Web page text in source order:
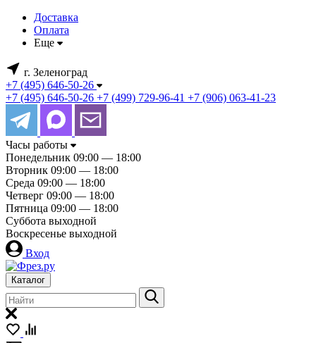
Доставка
Оплата
Еще
г. Зеленоград
+7 (495) 646-50-26
+7 (495) 646-50-26 +7 (499) 729-96-41 +7 (906) 063-41-23
Часы работы
Понедельник 09:00 — 18:00
Вторник 09:00 — 18:00
Среда 09:00 — 18:00
Четверг 09:00 — 18:00
Пятница 09:00 — 18:00
Суббота выходной
Воскресенье выходной
Вход
Каталог